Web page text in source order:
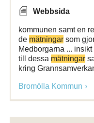
Webbsida
kommunen samt en
de mätningar som
Medborgarna ...
till dessa mätningar
kring
Bromölla Kommun